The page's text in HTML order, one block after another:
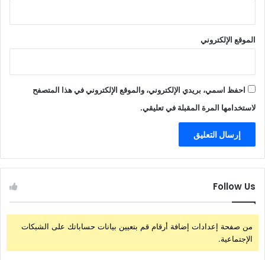
الموقع الإلكتروني
احفظ اسمي، بريدي الإلكتروني، والموقع الإلكتروني في هذا المتصفح
لاستخدامها المرة المقبلة في تعليقي.
Follow Us
من صفحة إعدادات إضافة أرقام قم بتعيين بيانات حساباتك على الشبكات
الإجتماعية.